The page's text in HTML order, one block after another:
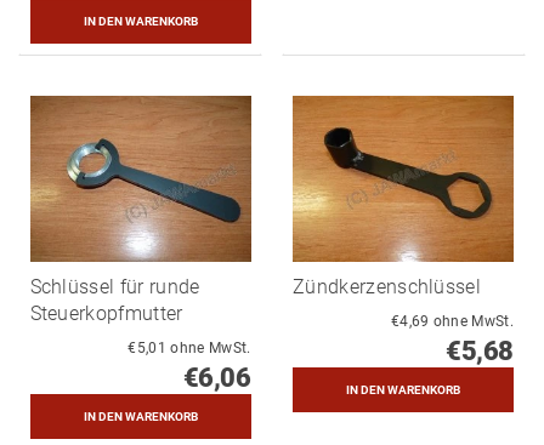
Schlüssel für runde
Steuerkopfmutter
€5,01 ohne MwSt.
€6,06
Zündkerzenschlüssel
€4,69 ohne MwSt.
€5,68